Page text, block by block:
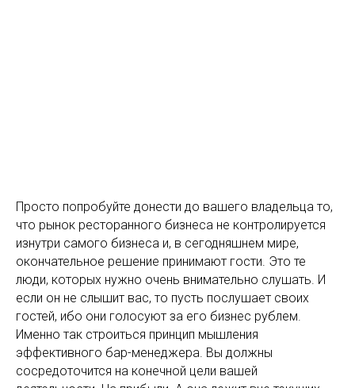
Просто попробуйте донести до вашего владельца то,
что рынок ресторанного бизнеса не контролируется
изнутри самого бизнеса и, в сегодняшнем мире,
окончательное решение принимают гости. Это те
люди, которых нужно очень внимательно слушать. И
если он не слышит вас, то пусть послушает своих
гостей, ибо они голосуют за его бизнес рублем.
Именно так строиться принцип мышления
эффективного бар-менеджера. Вы должны
сосредоточится на конечной цели вашей